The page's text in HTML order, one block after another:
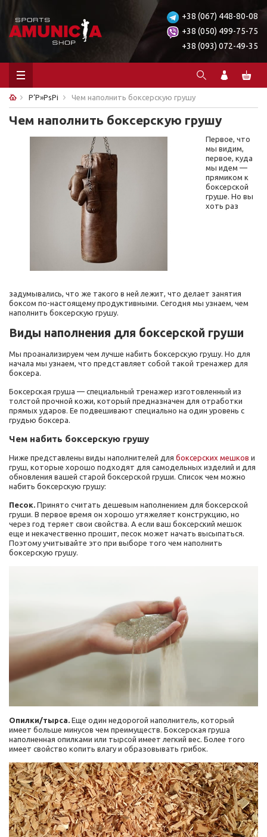
+38 (067) 448-80-08
+38 (050) 499-75-75
+38 (093) 072-49-35
Р‘Р»РѕРі Чем наполнить боксерскую грушу
Чем наполнить боксерскую грушу
Первое, что
мы видим,
первое, куда
мы идем —
прямиком к
боксерской
груше. Но вы
хоть раз
задумывались, что же такого в ней лежит, что делает занятия
боксом по-настоящему продуктивными. Сегодня мы узнаем, чем
наполнить боксерскую грушу.
Виды наполнения для боксерской груши
Мы проанализируем чем лучше набить боксерскую грушу. Но для
начала мы узнаем, что представляет собой такой тренажер для
боксера.
Боксерская груша — специальный тренажер изготовленный из
толстой прочной кожи, который предназначен для отработки
прямых ударов. Ее подвешивают специально на один уровень с
грудью боксера.
Чем набить боксерскую грушу
Ниже представлены виды наполнителей для боксерских мешков и
груш, которые хорошо подходят для самодельных изделий и для
обновления вашей старой боксерской груши. Список чем можно
набить боксерскую грушу:
Песок. Принято считать дешевым наполнением для боксерской
груши. В первое время он хорошо утяжеляет конструкцию, но
через год теряет свои свойства. А если ваш боксерский мешок
еще и некачественно прошит, песок может начать высыпаться.
Поэтому учитывайте это при выборе того чем наполнить
боксерскую грушу.
Опилки/тырса. Еще один недорогой наполнитель, который
имеет больше минусов чем преимуществ. Боксерская груша
наполненная опилками или тырсой имеет легкий вес. Более того
имеет свойство копить влагу и образовывать грибок.